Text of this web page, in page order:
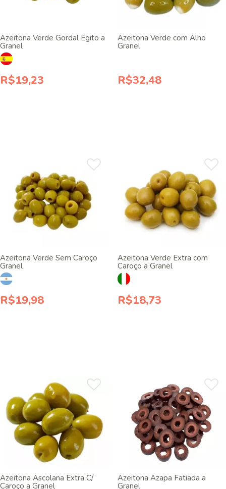
Azeitona Verde Gordal Egito a
Granel
R$19,23
Azeitona Verde com Alho
Granel
R$32,48
Azeitona Verde Sem Caroço
Granel
R$19,98
Azeitona Verde Extra com
Caroço a Granel
R$18,73
Azeitona Ascolana Extra C/
Caroço a Granel
Azeitona Azapa Fatiada a
Granel